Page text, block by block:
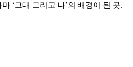
‘그대 그리고 나’의 배경이 된 곳.